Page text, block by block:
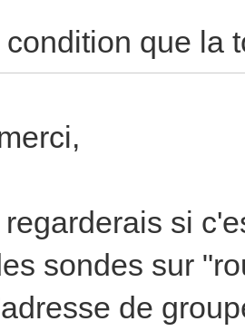
que la
si
sondes sur
de